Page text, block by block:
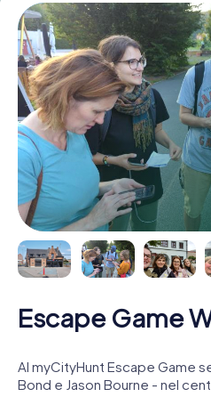
Escape Game
Al myCityHunt Escape Game
Bond e Jason Bourne - nel